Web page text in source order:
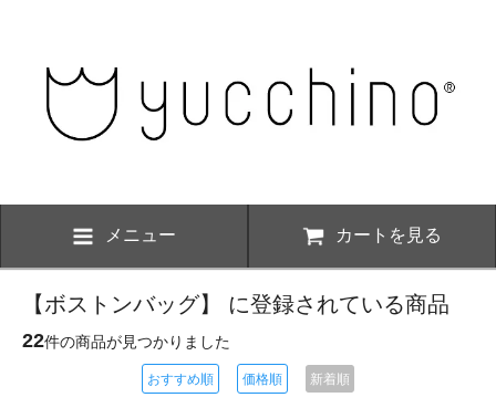
メニュー カートを見る
【ボストンバッグ】 に登録されている商品
22件の商品が見つかりました
おすすめ順 価格順 新着順